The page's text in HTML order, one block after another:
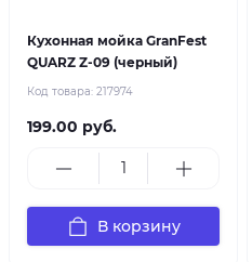
Кухонная мойка GranFest
QUARZ Z-09 (черный)
Код товара: 217974
199.00 руб.
В корзину